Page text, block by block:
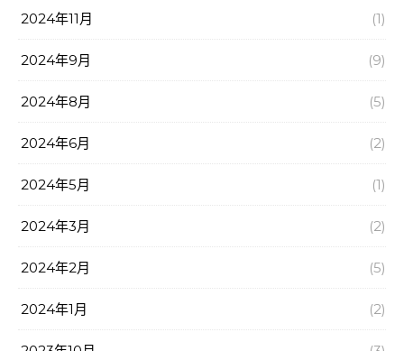
2024年11月 (1)
2024年9月 (9)
2024年8月 (5)
2024年6月 (2)
2024年5月 (1)
2024年3月 (2)
2024年2月 (5)
2024年1月 (2)